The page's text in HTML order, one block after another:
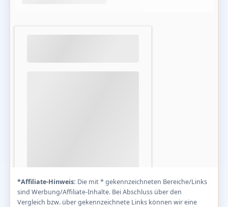
*Affiliate-Hinweis: Die mit * gekennzeichneten Bereiche/Links
sind Werbung/Affiliate-Inhalte. Bei Abschluss über den
Vergleich bzw. über gekennzeichnete Links können wir eine